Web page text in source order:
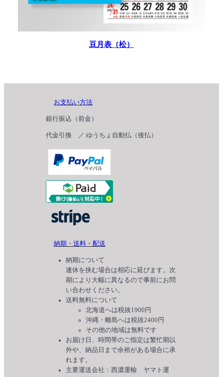
豆月表（松）
お支払い方法
銀行振込（前金）
代金引換 ／ ゆうちょ自動払（後払）
納期・送料・配送
納期について
連休を挟む場合は相応に延びます。次
期により大幅に異なるので事前にお問
い合わせください。
送料無料について
北海道へは税抜1900円
沖縄・離島へは税抜2400円
その他の地域は無料です
お届け日、時間帯のご指定は繁忙期以
外や、納品日まで余裕がある場合に承
れます。
主要運送会社：西濃運輸 ヤマト運